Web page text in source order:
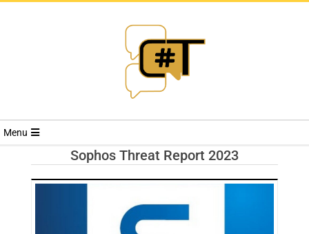
RIVISTA
TRENDS
Menu
Sophos Threat Report 2023